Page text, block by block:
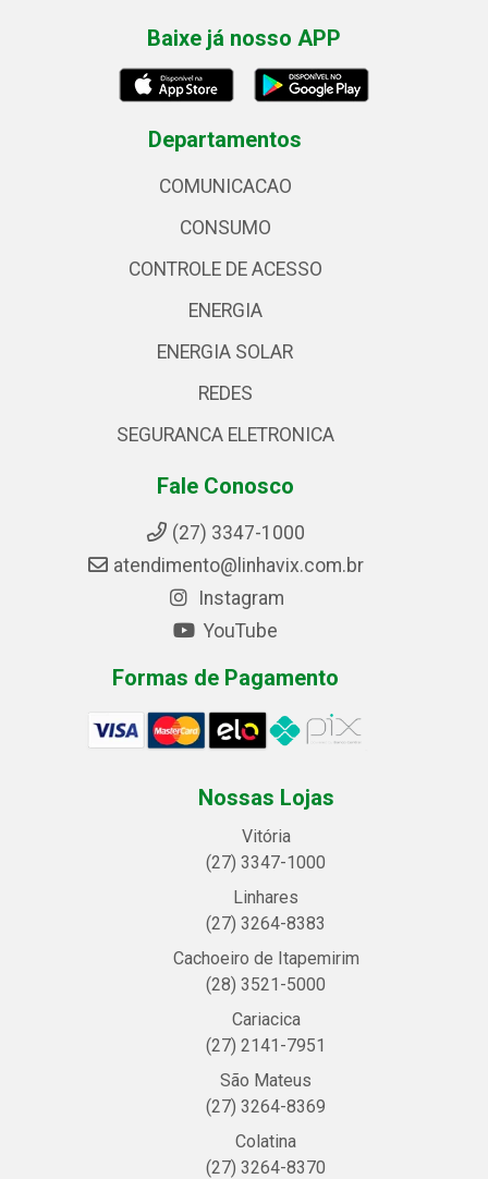
Baixe já nosso APP
Departamentos
COMUNICACAO
CONSUMO
CONTROLE DE ACESSO
ENERGIA
ENERGIA SOLAR
REDES
SEGURANCA ELETRONICA
Fale Conosco
(27) 3347-1000
atendimento@linhavix.com.br
Instagram
YouTube
Formas de Pagamento
Nossas Lojas
Vitória
(27) 3347-1000
Linhares
(27) 3264-8383
Cachoeiro de Itapemirim
(28) 3521-5000
Cariacica
(27) 2141-7951
São Mateus
(27) 3264-8369
Colatina
(27) 3264-8370